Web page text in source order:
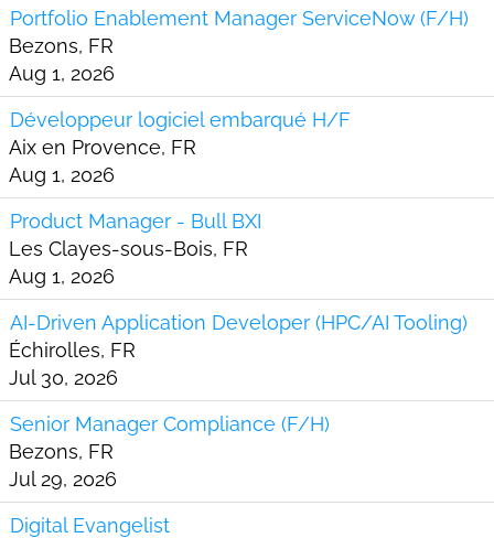
Portfolio Enablement Manager ServiceNow (F/H)
Bezons, FR
Aug 1, 2026
Développeur logiciel embarqué H/F
Aix en Provence, FR
Aug 1, 2026
Product Manager - Bull BXI
Les Clayes-sous-Bois, FR
Aug 1, 2026
AI-Driven Application Developer (HPC/AI Tooling)
Échirolles, FR
Jul 30, 2026
Senior Manager Compliance (F/H)
Bezons, FR
Jul 29, 2026
Digital Evangelist